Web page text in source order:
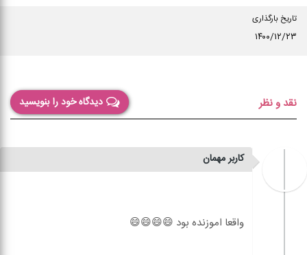
تاریخ بارگذاری
۱۴۰۰/۱۲/۲۳
دیدگاه خود را بنویسید نقد و نظر
کاربر مهمان